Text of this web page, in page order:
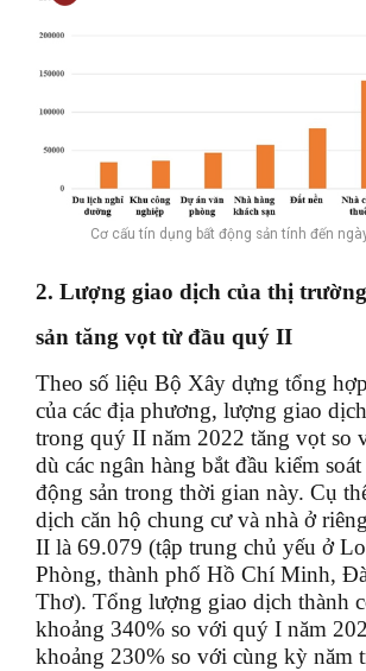
Cơ cấu tín dụng bất động sản tính đến
2. Lượng giao dịch của thị
sản tăng vọt từ đầu quý II
Theo số liệu Bộ Xây dựng tổng
của các địa phương, lượng giao
trong quý II năm 2022 tăng vọt so
dù các ngân hàng bắt đầu kiểm
động sản trong thời gian này. Cụ
dịch căn hộ chung cư và nhà ở
II là 69.079 (tập trung chủ yếu ở
Phòng, thành phố Hồ Chí Minh,
Thơ). Tổng lượng giao dịch thành
khoảng 340% so với quý I năm
khoảng 230% so với cùng kỳ năm